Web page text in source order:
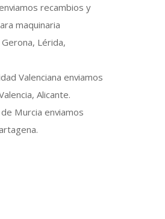
recambios y
maquinaria
Lérida,
Valenciana enviamos
Alicante.
Murcia enviamos